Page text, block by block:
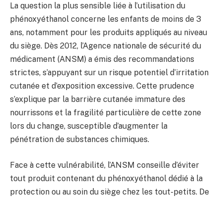
La question la plus sensible liée à l’utilisation du
phénoxyéthanol concerne les enfants de moins de 3
ans, notamment pour les produits appliqués au niveau
du siège. Dès 2012, l’Agence nationale de sécurité du
médicament (ANSM) a émis des recommandations
strictes, s’appuyant sur un risque potentiel d’irritation
cutanée et d’exposition excessive. Cette prudence
s’explique par la barrière cutanée immature des
nourrissons et la fragilité particulière de cette zone
lors du change, susceptible d’augmenter la
pénétration de substances chimiques.
Face à cette vulnérabilité, l’ANSM conseille d’éviter
tout produit contenant du phénoxyéthanol dédié à la
protection ou au soin du siège chez les tout-petits. De